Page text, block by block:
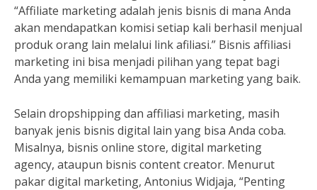
“Affiliate marketing adalah jenis bisnis di mana Anda
akan mendapatkan komisi setiap kali berhasil menjual
produk orang lain melalui link afiliasi.” Bisnis affiliasi
marketing ini bisa menjadi pilihan yang tepat bagi
Anda yang memiliki kemampuan marketing yang baik.
Selain dropshipping dan affiliasi marketing, masih
banyak jenis bisnis digital lain yang bisa Anda coba.
Misalnya, bisnis online store, digital marketing
agency, ataupun bisnis content creator. Menurut
pakar digital marketing, Antonius Widjaja, “Penting